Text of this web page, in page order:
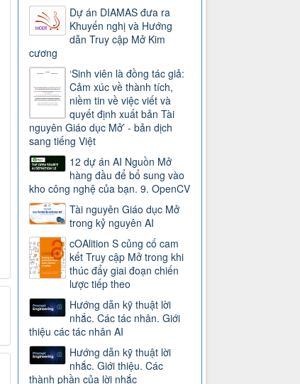
Dự án DIAMAS đưa ra
Khuyến nghị và Hướng
dẫn Truy cập Mở Kim
cương
‘Sinh viên là đồng tác giả:
Cảm xúc về thành tích,
niềm tin về việc viết và
quyết định xuất bản Tài
nguyên Giáo dục Mở’ - bản dịch
sang tiếng Việt
12 dự án AI Nguồn Mở
hàng đầu để bổ sung vào
kho công nghệ của bạn. 9. OpenCV
Tài nguyên Giáo dục Mở
trong kỷ nguyên AI
cOAlition S củng cố cam
kết Truy cập Mở trong khi
thúc đẩy giai đoạn chiến
lược tiếp theo
Hướng dẫn kỹ thuật lời
nhắc. Các tác nhân. Giới
thiệu các tác nhân AI
Hướng dẫn kỹ thuật lời
nhắc. Giới thiệu. Các
thành phần của lời nhắc